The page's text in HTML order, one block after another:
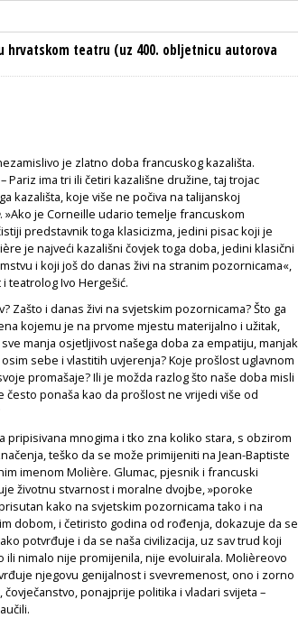
hrvatskom teatru (uz 400. obljetnicu autorova
je zlatno doba francuskog kazališta.
Pariz ima tri ili četiri kazališne družine, taj trojac
kazališta, koje više ne počiva na talijanskoj
. »Ako je Corneille udario temelje francuskom
predstavnik toga klasicizma, jedini pisac koji je
je najveći kazališni čovjek toga doba, jedini klasični
i koji još do danas živi na stranim pozornicama«,
teatrolog Ivo Hergešić.
Zašto i danas živi na svjetskim pozornicama? Što ga
kojemu je na prvome mjestu materijalno i užitak,
manja osjetljivost našega doba za empatiju, manjak
sebe i vlastitih uvjerenja? Koje prošlost uglavnom
promašaje? Ili je možda razlog što naše doba misli
ponaša kao da prošlost ne vrijedi više od
pripisivana mnogima i tko zna koliko stara, s obzirom
teško da se može primijeniti na Jean-Baptiste
imenom Molière. Glumac, pjesnik i francuski
životnu stvarnost i moralne dvojbe, »poroke
kako na svjetskim pozornicama tako i na
dobom, i četiristo godina od rođenja, dokazuje da se
potvrđuje i da se naša civilizacija, uz sav trud koji
ili nimalo nije promijenila, nije evoluirala. Molièreovo
njegovu genijalnost i svevremenost, ono i zorno
ponajprije politika i vladari svijeta –